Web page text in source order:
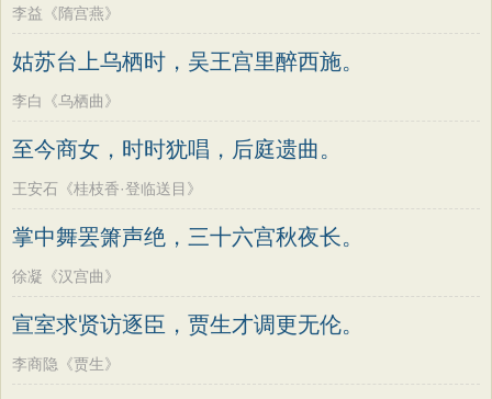
李益《隋宫燕》
姑苏台上乌栖时，吴王宫里醉西施。
李白《乌栖曲》
至今商女，时时犹唱，后庭遗曲。
王安石《桂枝香·登临送目》
掌中舞罢箫声绝，三十六宫秋夜长。
徐凝《汉宫曲》
宣室求贤访逐臣，贾生才调更无伦。
李商隐《贾生》